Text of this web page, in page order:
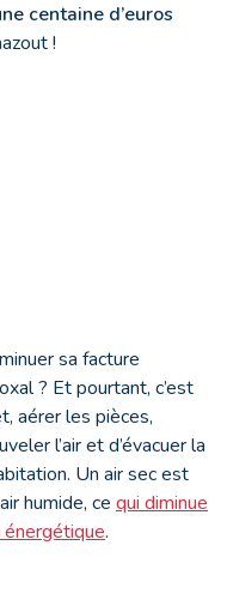
centaine d’euros
!
sa facture
? Et pourtant, c’est
aérer les pièces,
l’air et d’évacuer la
Un air sec est
humide, ce qui diminue
.